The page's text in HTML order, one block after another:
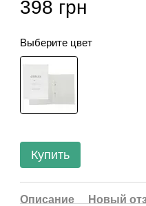
398 грн
Выберите цвет
Купить
Описание
Новый